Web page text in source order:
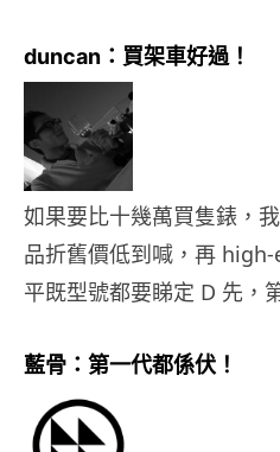
duncan：買架車好過！
如果要比十幾萬買隻錶，
品折舊價低到喊，再
平既型號都要睇定 D 先，
藍骨：第一代都係伏！